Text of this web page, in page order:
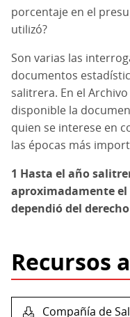
porcentaje en el
utilizó?
Son varias las
documentos
salitrera. En el
disponible la
quien se interese en
las épocas más
1 Hasta el año
aproximadamente el
dependió del
Recursos
Compañía de